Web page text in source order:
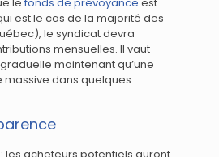
est le cas de la majorité des
le syndicat devra
mensuelles. Il vaut
maintenant qu’une
dans quelques